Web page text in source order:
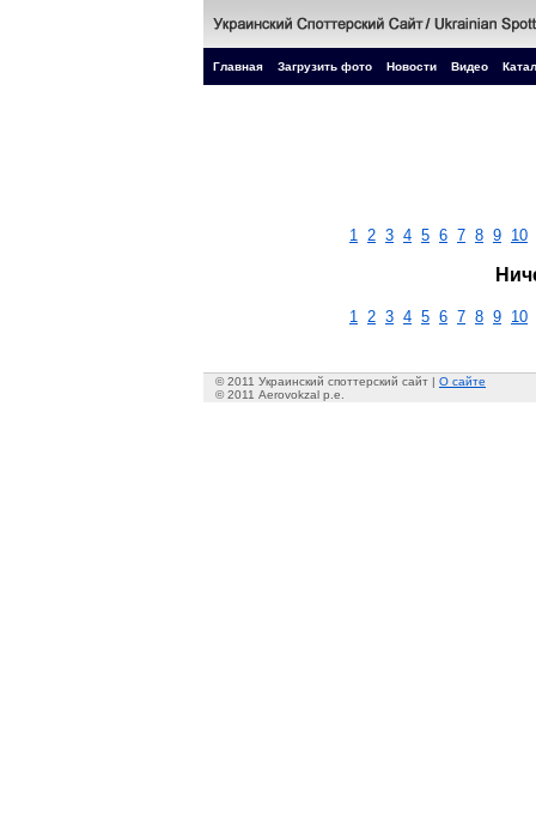
Главная Загрузить фото Новости Видео
1 2 3 4 5 6 7 8 9 10
1 2 3 4 5 6 7 8 9 10
© 2011 Украинский споттерский сайт | О сайте
© 2011 Aerovokzal p.e.